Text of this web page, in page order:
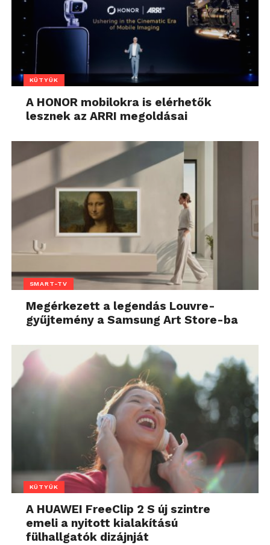
KÜTYÜK
A HONOR mobilokra is elérhetők
lesznek az ARRI megoldásai
SMART-TV
Megérkezett a legendás Louvre-
gyűjtemény a Samsung Art Store-ba
KÜTYÜK
A HUAWEI FreeClip 2 S új szintre
emeli a nyitott kialakítású
fülhallgatók dizájnját